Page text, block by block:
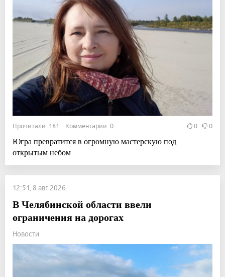
Прочитали: 181 Комментарии: 0 0 0
Югра превратится в огромную мастерскую под
открытым небом
12:51, 8 авг 2026
В Челябинской области ввели
ограничения на дорогах
Новости